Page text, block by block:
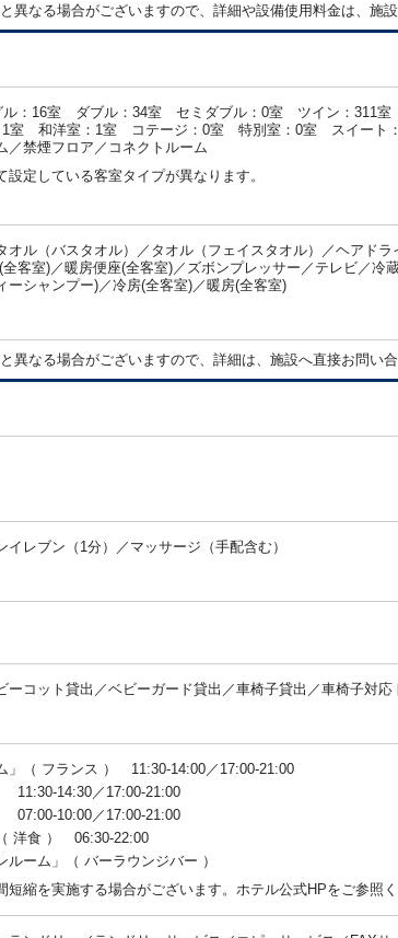
なる場合がございますので、詳細や設備使用料金は、施設
ル：16室 ダブル：34室 セミダブル：0室 ツイン：311
室 和洋室：1室 コテージ：0室 特別室：0室 スイート
／禁煙フロア／コネクトルーム
定している客室タイプが異なります。
オル（バスタオル）／タオル（フェイスタオル）／ヘアド
客室)／暖房便座(全客室)／ズボンプレッサー／テレビ／冷
ーシャンプー)／冷房(全客室)／暖房(全客室)
なる場合がございますので、詳細は、施設へ直接お問い合
レブン（1分）／マッサージ（手配含む）
ーコット貸出／ベビーガード貸出／車椅子貸出／車椅子対応
」（ フランス ） 11:30-14:00／17:00-21:00
11:30-14:30／17:00-21:00
07:00-10:00／17:00-21:00
洋食 ） 06:30-22:00
ルーム」（ バーラウンジバー ）
縮を実施する場合がございます。ホテル公式HPをご参照く